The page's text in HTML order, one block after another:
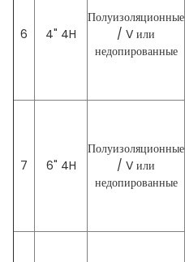
6 4" 4H
Полуизоляционные
/ V или
недопированные
7 6" 4H
Полуизоляционные
/ V или
недопированные